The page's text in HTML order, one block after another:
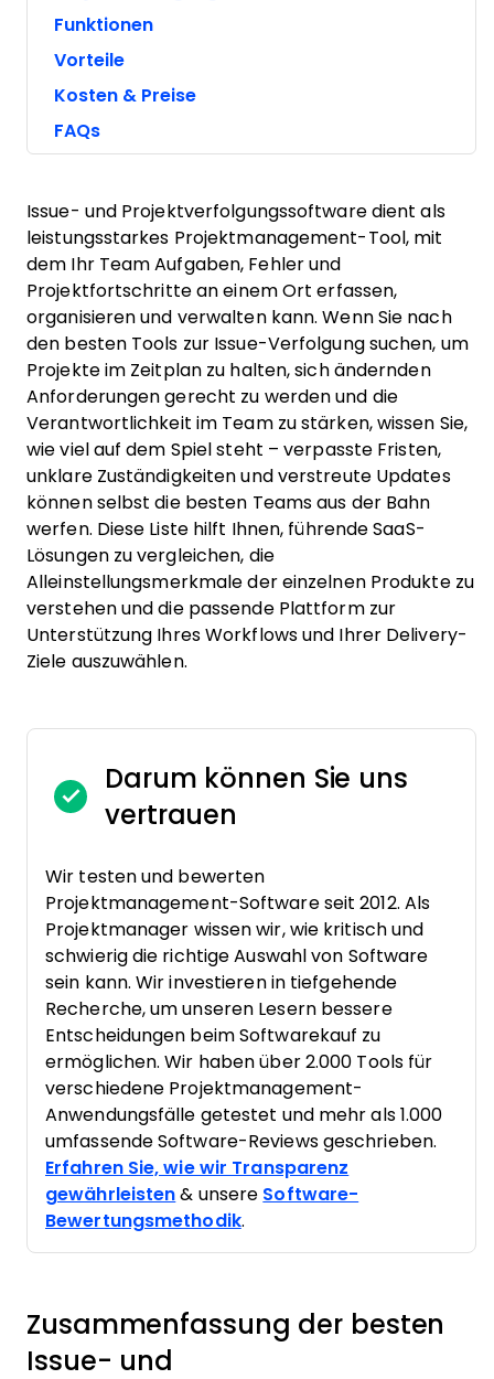
Funktionen
Vorteile
Kosten & Preise
FAQs
Issue- und Projektverfolgungssoftware dient als
leistungsstarkes Projektmanagement-Tool, mit
dem Ihr Team Aufgaben, Fehler und
Projektfortschritte an einem Ort erfassen,
organisieren und verwalten kann. Wenn Sie nach
den besten Tools zur Issue-Verfolgung suchen, um
Projekte im Zeitplan zu halten, sich ändernden
Anforderungen gerecht zu werden und die
Verantwortlichkeit im Team zu stärken, wissen Sie,
wie viel auf dem Spiel steht – verpasste Fristen,
unklare Zuständigkeiten und verstreute Updates
können selbst die besten Teams aus der Bahn
werfen. Diese Liste hilft Ihnen, führende SaaS-
Lösungen zu vergleichen, die
Alleinstellungsmerkmale der einzelnen Produkte zu
verstehen und die passende Plattform zur
Unterstützung Ihres Workflows und Ihrer Delivery-
Ziele auszuwählen.
Darum können Sie uns
vertrauen
Wir testen und bewerten
Projektmanagement-Software seit 2012. Als
Projektmanager wissen wir, wie kritisch und
schwierig die richtige Auswahl von Software
sein kann. Wir investieren in tiefgehende
Recherche, um unseren Lesern bessere
Entscheidungen beim Softwarekauf zu
ermöglichen. Wir haben über 2.000 Tools für
verschiedene Projektmanagement-
Anwendungsfälle getestet und mehr als 1.000
umfassende Software-Reviews geschrieben.
Erfahren Sie, wie wir Transparenz
gewährleisten & unsere Software-
Bewertungsmethodik.
Zusammenfassung der besten
Issue- und